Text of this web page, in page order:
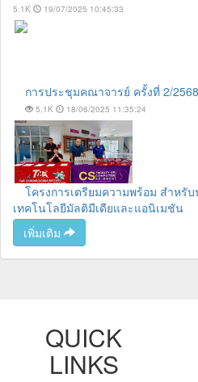
5.1K 19/07/2025 10:45:33
การประชุมคณาจารย์ ครั้งที่ 2/
5.1K 18/06/2025 11:35:24
โครงการเตรียมความพร้อม สำหรั
เทคโนโลยีมัลติมีเดียและแอนิเมชัน
เพิ่มเติม
QUICK
LINKS